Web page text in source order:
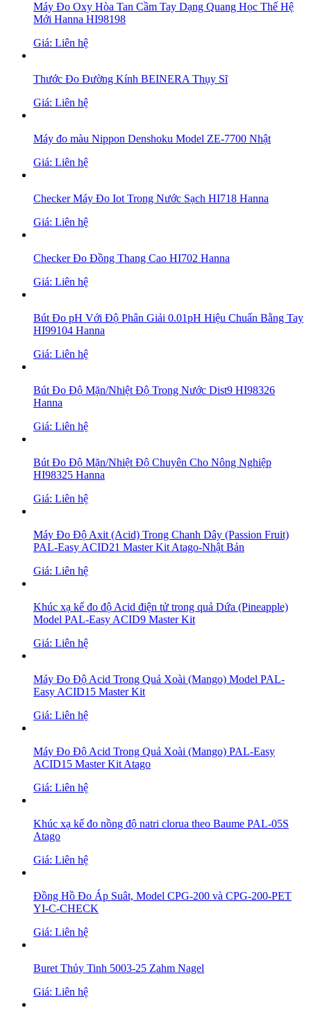
Máy Đo Oxy Hòa Tan Cầm Tay Dạng Quang Học Thế Hệ
Mới Hanna HI98198
Giá: Liên hệ
Thước Đo Đường Kính BEINERA Thụy Sĩ
Giá: Liên hệ
Máy đo màu Nippon Denshoku Model ZE-7700 Nhật
Giá: Liên hệ
Checker Máy Đo Iot Trong Nước Sạch HI718 Hanna
Giá: Liên hệ
Checker Đo Đồng Thang Cao HI702 Hanna
Giá: Liên hệ
Bút Đo pH Với Độ Phân Giải 0.01pH Hiệu Chuẩn Bằng Tay
HI99104 Hanna
Giá: Liên hệ
Bút Đo Độ Mặn/Nhiệt Độ Trong Nước Dist9 HI98326
Hanna
Giá: Liên hệ
Bút Đo Độ Mặn/Nhiệt Độ Chuyên Cho Nông Nghiệp
HI98325 Hanna
Giá: Liên hệ
Máy Đo Độ Axit (Acid) Trong Chanh Dây (Passion Fruit)
PAL-Easy ACID21 Master Kit Atago-Nhật Bản
Giá: Liên hệ
Khúc xạ kế đo độ Acid điện tử trong quả Dứa (Pineapple)
Model PAL-Easy ACID9 Master Kit
Giá: Liên hệ
Máy Đo Độ Acid Trong Quả Xoài (Mango) Model PAL-
Easy ACID15 Master Kit
Giá: Liên hệ
Máy Đo Độ Acid Trong Quả Xoài (Mango) PAL-Easy
ACID15 Master Kit Atago
Giá: Liên hệ
Khúc xạ kế đo nồng độ natri clorua theo Baume PAL-05S
Atago
Giá: Liên hệ
Đồng Hồ Đo Áp Suât, Model CPG-200 và CPG-200-PET
YI-C-CHECK
Giá: Liên hệ
Buret Thủy Tinh 5003-25 Zahm Nagel
Giá: Liên hệ